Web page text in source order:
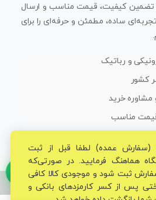
تضمین کیفیت، قیمت مناسب و ارسال
ساده، مطمئن و حرفه‌ای را برای
و رباتیک
کشور
خرید
مناسب
تخصصی قم الکترونیک محفوظ می‌باشد.
(سفارش عمده) لطفا قبل از ثبت
هماهنگ فرمایید. در صورتی‌که
ثبت شود و موجودی کالا کافی
پس از کسر کارمزدهای بانکی و